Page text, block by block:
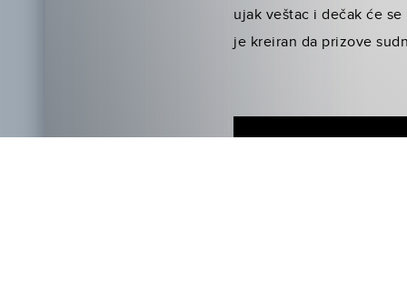
ujak veštac i dečak će
je kreiran da prizove